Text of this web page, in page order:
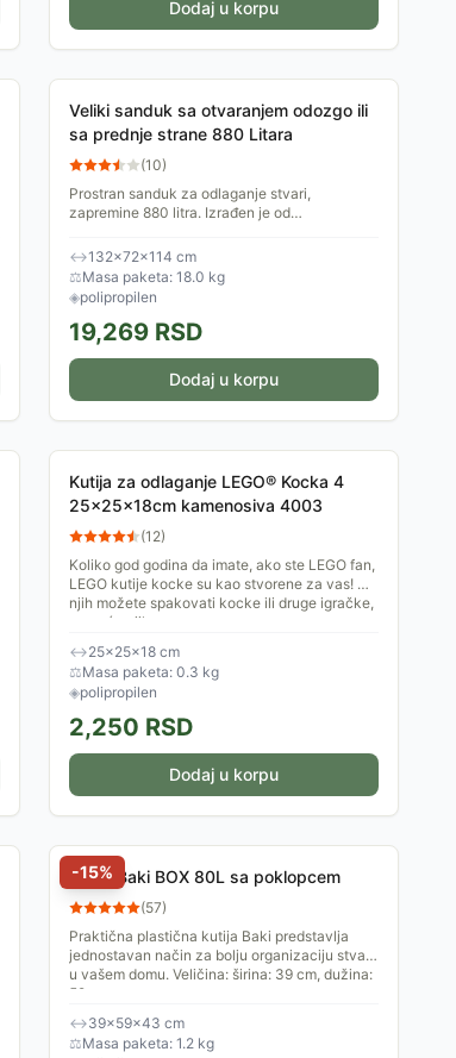
Dodaj u korpu
Veliki sanduk sa otvaranjem odozgo ili
sa prednje strane 880 Litara
(10)
Prostran sanduk za odlaganje stvari,
zapremine 880 litra. Izrađen je od
prostor. Gornji i prednji deo mogu...
↔132×72×114 cm
⚖Masa paketa: 18.0 kg
◈polipropilen
19,269 RSD
Dodaj u korpu
Kutija za odlaganje LEGO® Kocka 4
25x25x18cm kamenosiva 4003
(12)
Koliko god godina da imate, ako ste LEGO fan,
LEGO kutije kocke su kao stvorene za vas! U
njih možete spakovati kocke ili druge igračke,
pomoću njih...
↔25×25×18 cm
⚖Masa paketa: 0.3 kg
◈polipropilen
2,250 RSD
Dodaj u korpu
-15%
Kutija Baki BOX 80L sa poklopcem
(57)
Praktična plastična kutija Baki predstavlja
jednostavan način za bolju organizaciju stvari
u vašem domu. Veličina: širina: 39 cm, dužina:
59 cm,...
↔39×59×43 cm
⚖Masa paketa: 1.2 kg